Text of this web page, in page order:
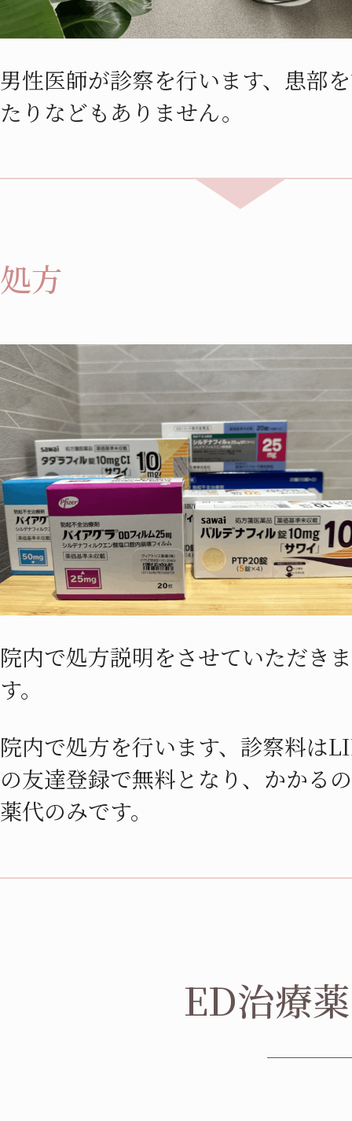
男性医師が診察を行います、患部
たりなどもありません。
処方
院内で処方説明をさせていただきま
す。
院内で処方を行います、診察料は
の友達登録で無料となり、かかる
薬代のみです。
ED治療薬